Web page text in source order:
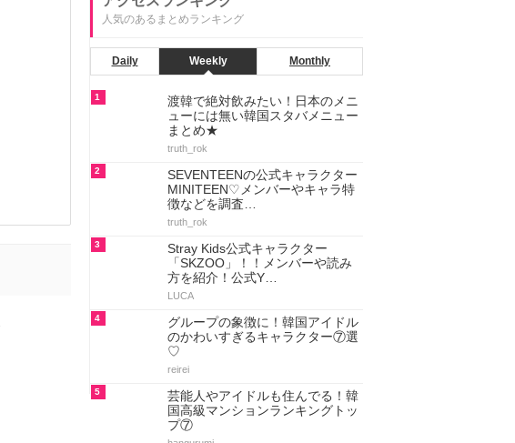
人気のあるまとめランキング
Daily Weekly Monthly
1
渡韓で絶対飲みたい！日本のメニ
ューには無い韓国スタバメニュー
まとめ★
truth_rok
2
SEVENTEENの公式キャラクター
MINITEEN♡メンバーやキャラ特
徴などを調査…
truth_rok
3
Stray Kids公式キャラクター
「SKZOO」！！メンバーや読み
方を紹介！公式Y…
LUCA
4
グループの象徴に！韓国アイドル
のかわいすぎるキャラクター⑦選
♡
reirei
5
芸能人やアイドルも住んでる！韓
国高級マンションランキングトッ
プ⑦